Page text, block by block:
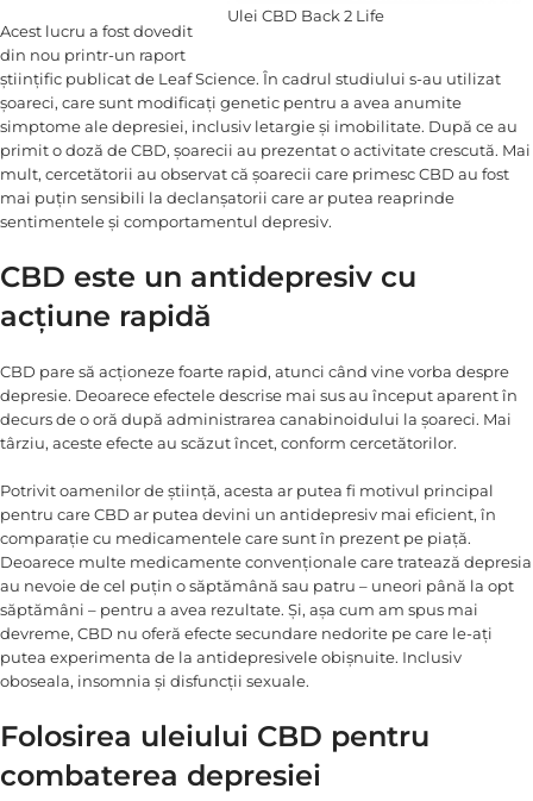
Ulei CBD Back 2 Life
Acest lucru a fost dovedit
din nou printr-un raport
științific publicat de Leaf Science. În cadrul studiului s-au utilizat
șoareci, care sunt modificați genetic pentru a avea anumite
simptome ale depresiei, inclusiv letargie și imobilitate. După ce au
primit o doză de CBD, șoarecii au prezentat o activitate crescută. Mai
mult, cercetătorii au observat că șoarecii care primesc CBD au fost
mai puțin sensibili la declanșatorii care ar putea reaprinde
sentimentele și comportamentul depresiv.
CBD este un antidepresiv cu
acțiune rapidă
CBD pare să acționeze foarte rapid, atunci când vine vorba despre
depresie. Deoarece efectele descrise mai sus au început aparent în
decurs de o oră după administrarea canabinoidului la șoareci. Mai
târziu, aceste efecte au scăzut încet, conform cercetătorilor.
Potrivit oamenilor de știință, acesta ar putea fi motivul principal
pentru care CBD ar putea devini un antidepresiv mai eficient, în
comparație cu medicamentele care sunt în prezent pe piață.
Deoarece multe medicamente convenționale care tratează depresia
au nevoie de cel puțin o săptămână sau patru – uneori până la opt
săptămâni – pentru a avea rezultate. Și, așa cum am spus mai
devreme, CBD nu oferă efecte secundare nedorite pe care le-ați
putea experimenta de la antidepresivele obișnuite. Inclusiv
oboseala, insomnia și disfuncții sexuale.
Folosirea uleiului CBD pentru
combaterea depresiei